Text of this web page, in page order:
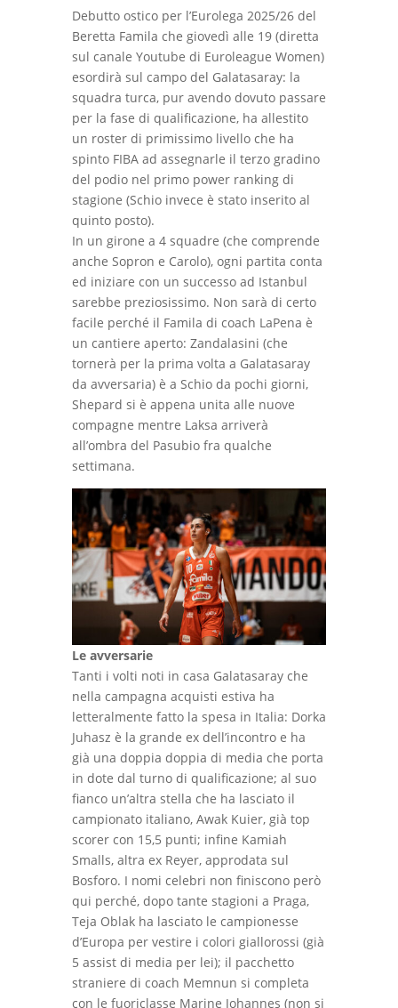
Debutto ostico per l’Eurolega 2025/26 del
Beretta Famila che giovedì alle 19 (diretta
sul canale Youtube di Euroleague Women)
esordirà sul campo del Galatasaray: la
squadra turca, pur avendo dovuto passare
per la fase di qualificazione, ha allestito
un roster di primissimo livello che ha
spinto FIBA ad assegnarle il terzo gradino
del podio nel primo power ranking di
stagione (Schio invece è stato inserito al
quinto posto).
In un girone a 4 squadre (che comprende
anche Sopron e Carolo), ogni partita conta
ed iniziare con un successo ad Istanbul
sarebbe preziosissimo. Non sarà di certo
facile perché il Famila di coach LaPena è
un cantiere aperto: Zandalasini (che
tornerà per la prima volta a Galatasaray
da avversaria) è a Schio da pochi giorni,
Shepard si è appena unita alle nuove
compagne mentre Laksa arriverà
all’ombra del Pasubio fra qualche
settimana.
Le avversarie
Tanti i volti noti in casa Galatasaray che
nella campagna acquisti estiva ha
letteralmente fatto la spesa in Italia: Dorka
Juhasz è la grande ex dell’incontro e ha
già una doppia doppia di media che porta
in dote dal turno di qualificazione; al suo
fianco un’altra stella che ha lasciato il
campionato italiano, Awak Kuier, già top
scorer con 15,5 punti; infine Kamiah
Smalls, altra ex Reyer, approdata sul
Bosforo. I nomi celebri non finiscono però
qui perché, dopo tante stagioni a Praga,
Teja Oblak ha lasciato le campionesse
d’Europa per vestire i colori giallorossi (già
5 assist di media per lei); il pacchetto
straniere di coach Memnun si completa
con le fuoriclasse Marine Johannes (non si